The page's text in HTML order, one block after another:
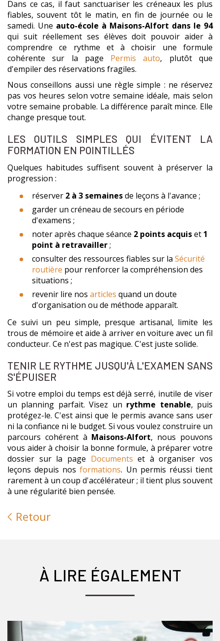
Dans ce cas, il faut sanctuariser les créneaux les plus
fiables, souvent tôt le matin, en fin de journée ou le
samedi. Une auto-école à Maisons-Alfort dans le 94
qui suit réellement ses élèves doit pouvoir aider à
comprendre ce rythme et à choisir une formule
cohérente sur la page Permis auto, plutôt que
d'empiler des réservations fragiles.
Nous conseillons aussi une règle simple : ne réservez
pas vos heures selon votre semaine idéale, mais selon
votre semaine probable. La différence paraît mince. Elle
change presque tout.
LES OUTILS SIMPLES QUI ÉVITENT LA
FORMATION EN POINTILLÉS
Quelques habitudes suffisent souvent à préserver la
progression :
réserver 2 à 3 semainesde leçons à l'avance ;
garder un créneau de secours en période
d'examens ;
noter après chaque séance 2 points acquiset 1
point à retravailler;
consulter des ressources fiables sur la Sécurité
routière pour renforcer la compréhension des
situations ;
revenir lire nos articles quand un doute
d'organisation ou de méthode apparaît.
Ce suivi un peu simple, presque artisanal, limite les
trous de mémoire et aide à arriver en voiture avec un fil
conducteur. Ce n'est pas magique. C'est juste solide.
TENIR LE RYTHME JUSQU'À L'EXAMEN SANS
S'ÉPUISER
Si votre emploi du temps est déjà serré, inutile de viser
un planning parfait. Visez un rythme tenable, puis
protégez-le. C'est ainsi que le permis avance sans user
ni la confiance ni le budget. Si vous voulez construire un
parcours cohérent à Maisons-Alfort, nous pouvons
vous aider à choisir la bonne formule, à préparer votre
dossier sur la page Documents et à organiser vos
leçons depuis nosformations. Un permis réussi tient
rarement à un coup d'accélérateur ; il tient plus souvent
à une régularité bien pensée.
Retour
À LIRE ÉGALEMENT